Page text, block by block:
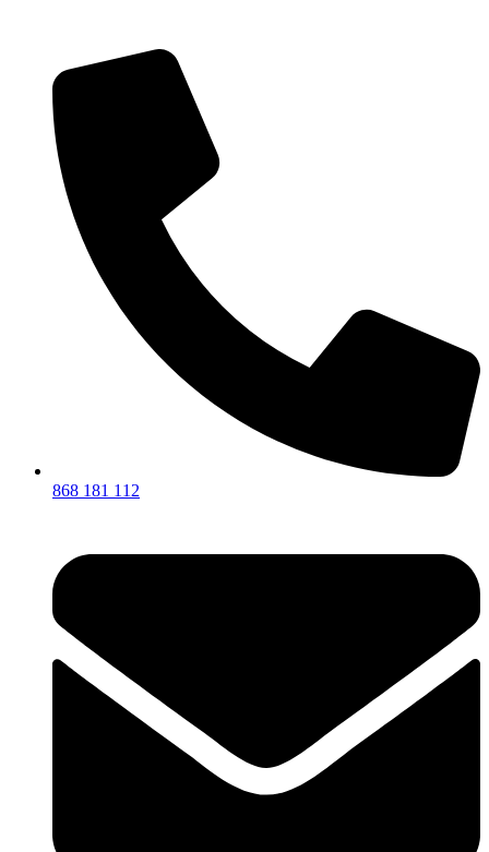
868 181 112